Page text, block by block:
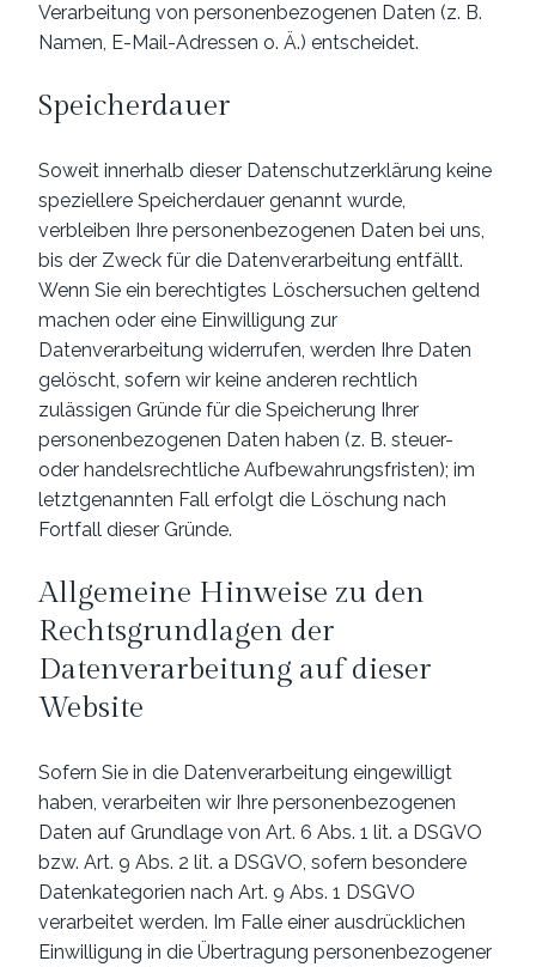
Verarbeitung von personenbezogenen Daten (z. B.
Namen, E-Mail-Adressen o. Ä.) entscheidet.
Speicherdauer
Soweit innerhalb dieser Datenschutzerklärung keine
speziellere Speicherdauer genannt wurde,
verbleiben Ihre personenbezogenen Daten bei uns,
bis der Zweck für die Datenverarbeitung entfällt.
Wenn Sie ein berechtigtes Löschersuchen geltend
machen oder eine Einwilligung zur
Datenverarbeitung widerrufen, werden Ihre Daten
gelöscht, sofern wir keine anderen rechtlich
zulässigen Gründe für die Speicherung Ihrer
personenbezogenen Daten haben (z. B. steuer-
oder handelsrechtliche Aufbewahrungsfristen); im
letztgenannten Fall erfolgt die Löschung nach
Fortfall dieser Gründe.
Allgemeine Hinweise zu den
Rechtsgrundlagen der
Datenverarbeitung auf dieser
Website
Sofern Sie in die Datenverarbeitung eingewilligt
haben, verarbeiten wir Ihre personenbezogenen
Daten auf Grundlage von Art. 6 Abs. 1 lit. a DSGVO
bzw. Art. 9 Abs. 2 lit. a DSGVO, sofern besondere
Datenkategorien nach Art. 9 Abs. 1 DSGVO
verarbeitet werden. Im Falle einer ausdrücklichen
Einwilligung in die Übertragung personenbezogener